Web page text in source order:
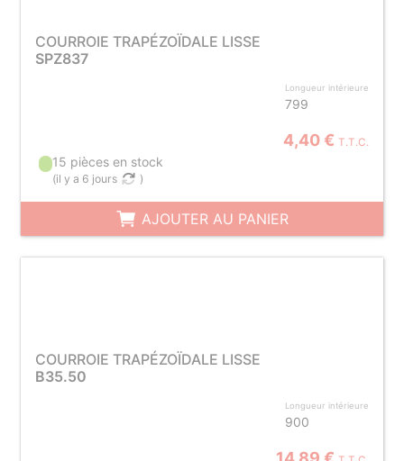
COURROIE TRAPÉZOÏDALE LISSE
SPZ837
Longueur intérieure
799
4,40 € T.T.C.
15 pièces en stock
(il y a 6 jours )
AJOUTER AU PANIER
COURROIE TRAPÉZOÏDALE LISSE
B35.50
Longueur intérieure
900